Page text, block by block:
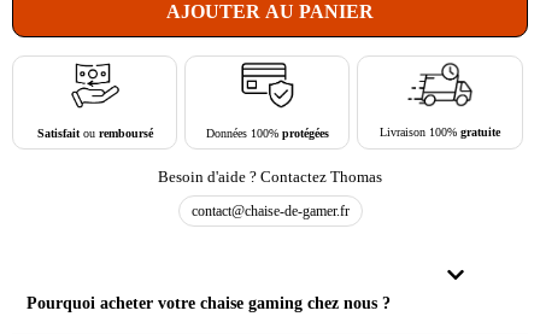
AJOUTER AU PANIER
Satisfaitou remboursé Données 100% protégées Livraison 100%gratuite
Besoin d'aide ? Contactez Thomas
contact@chaise-de-gamer.fr
Pourquoi acheter votre chaise gaming chez nous ?